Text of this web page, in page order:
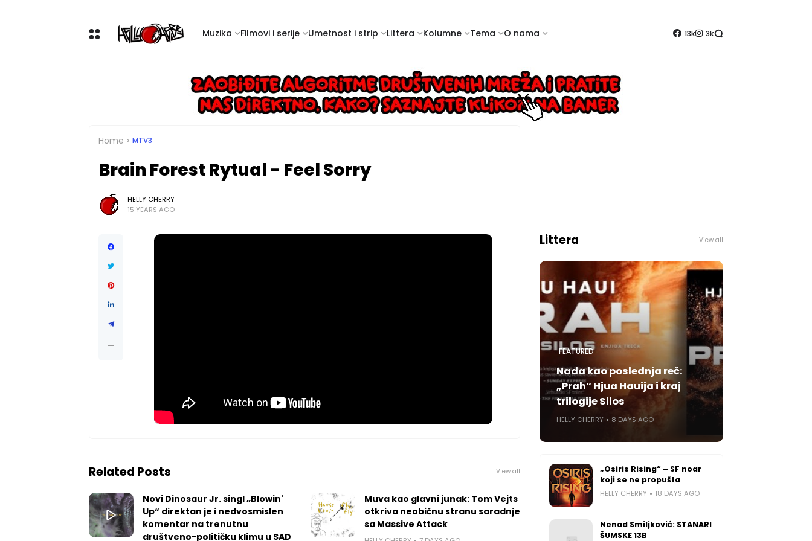
Muzika Filmovi i serije Umetnost i strip Littera Kolumne Tema O nama 13k 3k
Home MTV3
Brain Forest Rytual - Feel Sorry
HELLY CHERRY
15 YEARS AGO
Related Posts View all
Novi Dinosaur Jr. singl „Blowin'
Up“ direktan je i nedvosmislen
komentar na trenutnu
društveno-političku klimu u SAD
Muva kao glavni junak: Tom Vejts
otkriva neobičnu stranu saradnje
sa Massive Attack
Littera View all
FEATURED
Nada kao poslednja reč:
„Prah“ Hjua Hauija i kraj
trilogije Silos
HELLY CHERRY 8 DAYS AGO
„Osiris Rising“ – SF noar
koji se ne propušta
HELLY CHERRY 18 DAYS AGO
Nenad Smiljković: STANARI
ŠUMSKE 13B